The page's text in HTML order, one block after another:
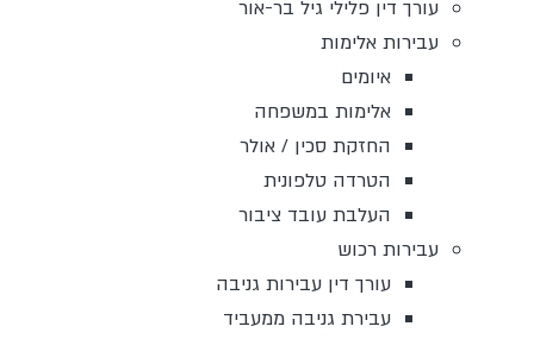
עורך דין פלילי גיל בר-אור
עבירות אלימות
איומים
אלימות במשפחה
החזקת סכין / אולר
הטרדה טלפונית
העלבת עובד ציבור
עבירות רכוש
עורך דין עבירות גניבה
עבירת גניבה ממעביד